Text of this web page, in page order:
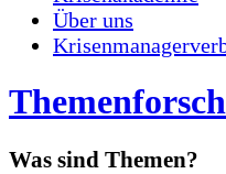
Über uns
Was sind Themen?